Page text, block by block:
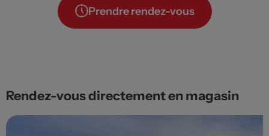
Prendre rendez-vous
Rendez-vous directement en magasin